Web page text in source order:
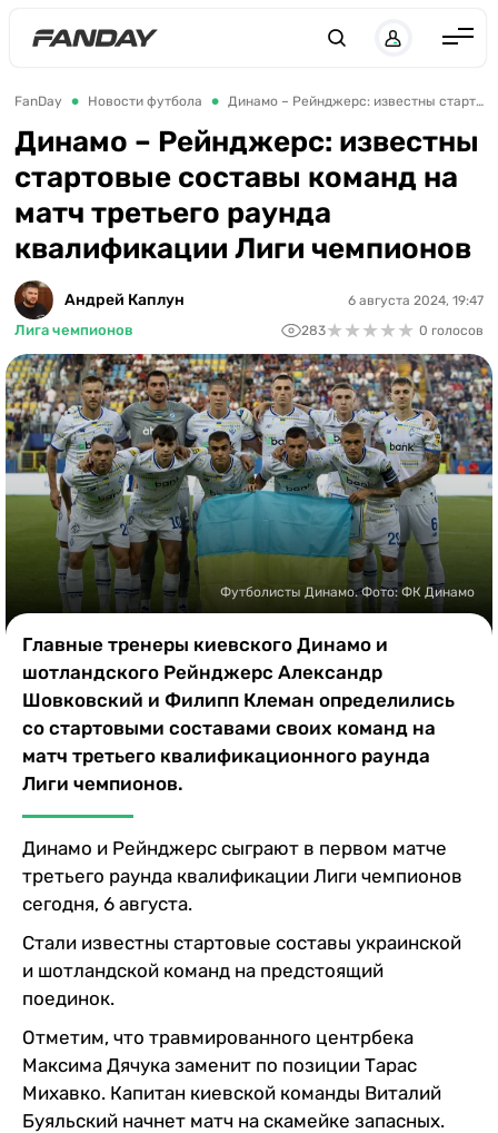
Англия
Испания
Германия
Италия
Франция
Украина
ЛЧ
ЛЕ
ЧЕ-2028
Букмекеры
Казино
FanDay Новости футбола Динамо – Рейнджерс: известны стартовые составы команд на матч третьего раунда квалификации Лиги чемпионов
Динамо – Рейнджерс: известны
стартовые составы команд на
матч третьего раунда
квалификации Лиги чемпионов
Андрей Каплун
Лига чемпионов
6 августа 2024, 19:47
283★★★★★
★★★★★ 0 голосов
Футболисты Динамо. Фото: ФК Динамо
Главные тренеры киевского Динамо и
шотландского Рейнджерс Александр
Шовковский и Филипп Клеман определились
со стартовыми составами своих команд на
матч третьего квалификационного раунда
Лиги чемпионов.
Динамо и Рейнджерс сыграют в первом матче
третьего раунда квалификации Лиги чемпионов
сегодня, 6 августа.
Стали известны стартовые составы украинской
и шотландской команд на предстоящий
поединок.
Отметим, что травмированного центрбека
Максима Дячука заменит по позиции Тарас
Михавко. Капитан киевской команды Виталий
Буяльский начнет матч на скамейке запасных.